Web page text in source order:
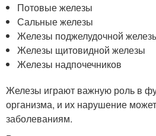
Потовые железы
Сальные железы
Железы поджелудочной
Железы щитовидной железы
Железы надпочечников
Железы играют важную роль в
организма, и их нарушение
заболеваниям.